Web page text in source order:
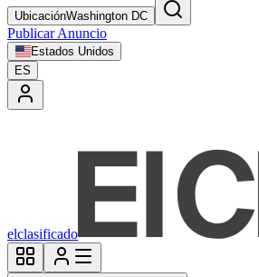
UbicaciónWashington DC
Publicar Anuncio
Estados Unidos
ES
elclasificado